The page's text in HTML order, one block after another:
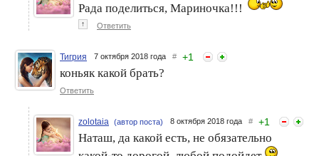
Рада поделиться, Мариночка!!!
↑ Ответить
Тигрия 7 октября 2018 года # +1
коньяк какой брать?
Ответить
zolotaia (автор поста) 8 октября 2018 года # +1
Наташ, да какой есть, не обязательно